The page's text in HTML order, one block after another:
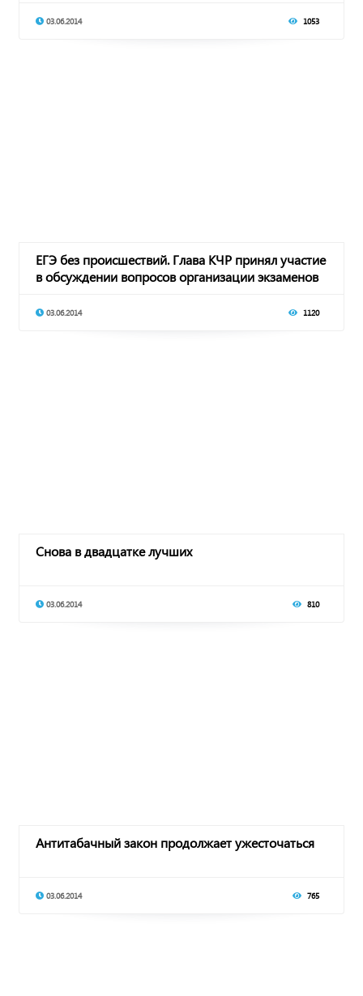
03.06.2014 1053
ЕГЭ без происшествий. Глава КЧР принял участие
в обсуждении вопросов организации экзаменов
03.06.2014 1120
Снова в двадцатке лучших
03.06.2014 810
Антитабачный закон продолжает ужесточаться
03.06.2014 765